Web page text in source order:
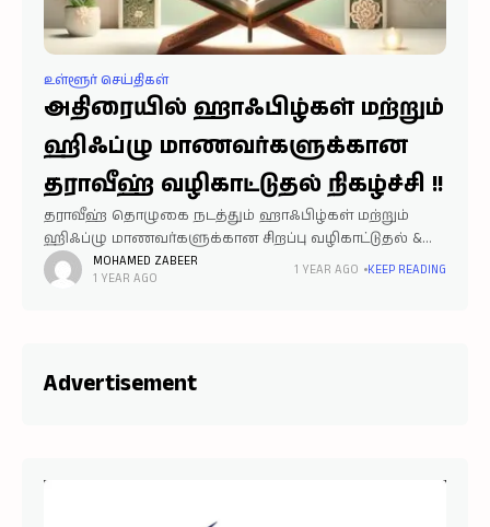
உள்ளூர் செய்திகள்
அதிரையில் ஹாஃபிழ்கள் மற்றும்
ஹிஃப்ழு மாணவர்களுக்கான
தராவீஹ் வழிகாட்டுதல் நிகழ்ச்சி !!
தராவீஹ் தொழுகை நடத்தும் ஹாஃபிழ்கள் மற்றும்
ஹிஃப்ழு மாணவர்களுக்கான சிறப்பு வழிகாட்டுதல் &
கேள்வி பதில் நிகழ்ச்சி இன்ஷா அல்லாஹ் இன்று
(25/02/2025) மஃரிப் தொழுகைக்குப் பிறகு, நமதூர்
MOHAMED ZABEER
1 YEAR AGO
1 YEAR AGO KEEP READING
Advertisement